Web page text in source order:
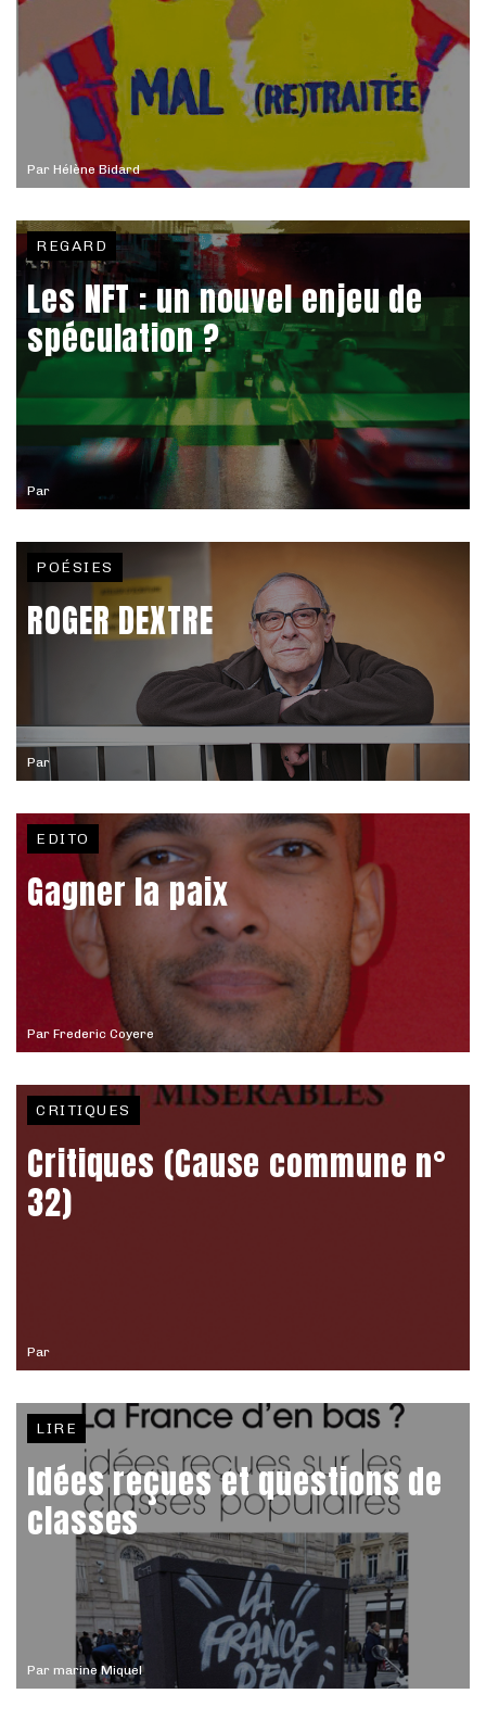
Par Hélène Bidard
Par
REGARD
Les NFT : un nouvel enjeu de
spéculation ?
Par
POÉSIES
ROGER DEXTRE
Par Frederic Coyere
EDITO
Gagner la paix
Par
CRITIQUES
Critiques (Cause commune n°
32)
Par marine Miquel
LIRE
Idées reçues et questions de
classes